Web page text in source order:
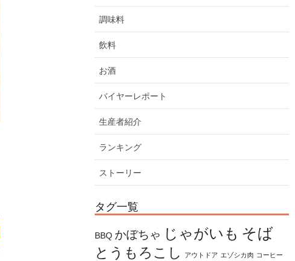
調味料
飲料
お酒
バイヤーレポート
生産者紹介
ランキング
ストーリー
タグ一覧
BBQ かぼちゃ じゃがいも そば
とうもろこし アウトドア エゾシカ肉 コーヒー